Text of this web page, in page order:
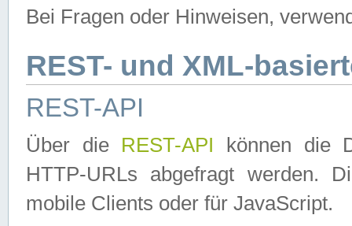
Bei Fragen oder Hinweisen,
REST- und XML-
REST-API
Über die REST-API können die
HTTP-URLs abgefragt werden.
mobile Clients oder für JavaScript.